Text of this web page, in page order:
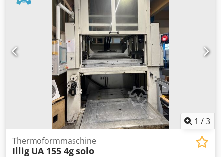
1 /3
Thermoformmaschine
Illig UA 155 4g solo